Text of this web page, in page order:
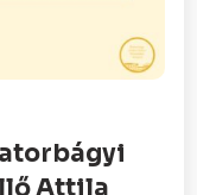
Attila